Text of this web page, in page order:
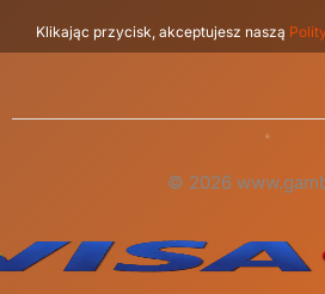
Klikając przycisk, akceptujesz naszą
© 2026